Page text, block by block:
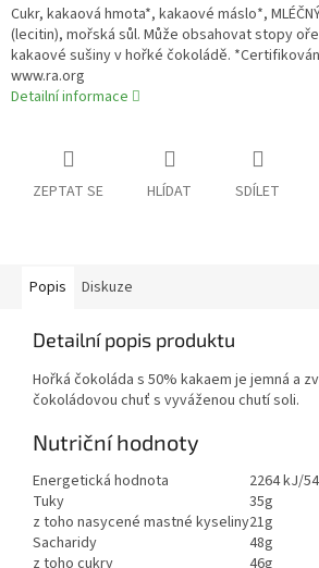
Cukr, kakaová hmota*, kakaové máslo*,
(lecitin), mořská sůl. Může obsahovat stopy
kakaové sušiny v hořké čokoládě.
www.ra.org
Detailní informace
ZEPTAT SE HLÍDAT SDÍLET
Popis Diskuze
Detailní popis produktu
Hořká čokoláda s 50% kakaem je jemná a
čokoládovou chuť s vyváženou chutí soli.
Nutriční hodnoty
Energetická hodnota
2264 kJ/
Tuky
35g
z toho nasycené mastné kyseliny21g
Sacharidy
48g